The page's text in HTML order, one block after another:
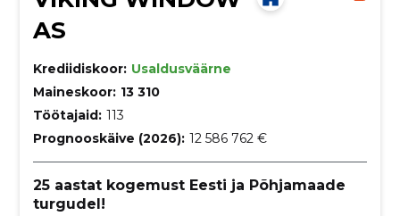
AS
Krediidiskoor: Usaldusväärne
Maineskoor: 13 310
Töötajaid: 113
Prognooskäive (2026): 12 586 762 €
25 aastat kogemust Eesti ja Põhjamaade
turgudel!